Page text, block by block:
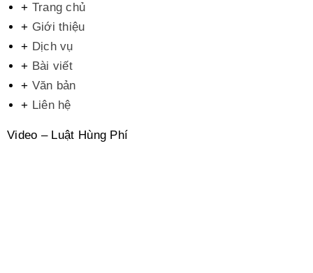
+ Trang chủ
+ Giới thiệu
+ Dịch vụ
+ Bài viết
+ Văn bản
+ Liên hệ
Video – Luật Hùng Phí